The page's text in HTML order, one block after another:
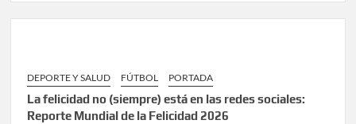
DEPORTE Y SALUD FÚTBOL PORTADA
La felicidad no (siempre) está en las redes sociales:
Reporte Mundial de la Felicidad 2026